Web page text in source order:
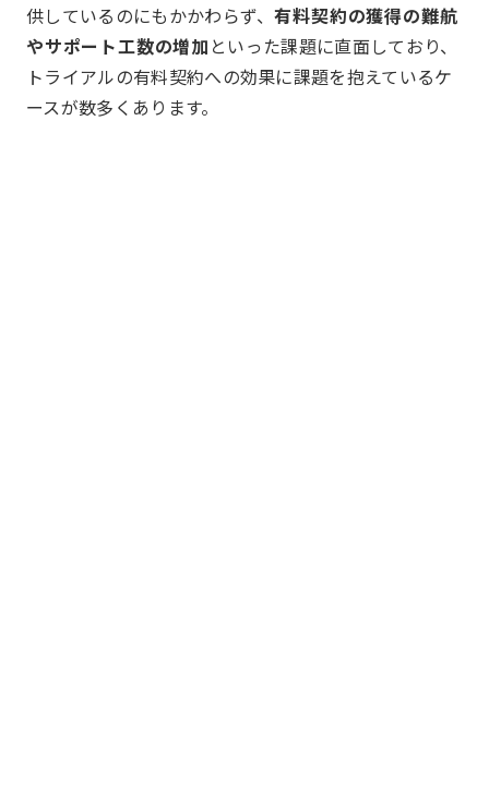
供しているのにもかかわらず、有料契約の獲得の難航
やサポート工数の増加 といった課題に直面しており、
トライアルの有料契約への効果に課題を抱えているケ
ースが数多くあります。